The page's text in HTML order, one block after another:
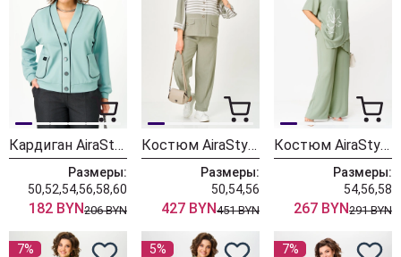
Кардиган AiraStyle 24018 мята
Размеры:
50,52,54,56,58,60
182 BYN206 BYN
Костюм AiraStyle 24250
Размеры:
50,54,56
427 BYN451 BYN
Костюм AiraStyle 24230 ментол
Размеры:
54,56,58
267 BYN291 BYN
7% 5% 7%